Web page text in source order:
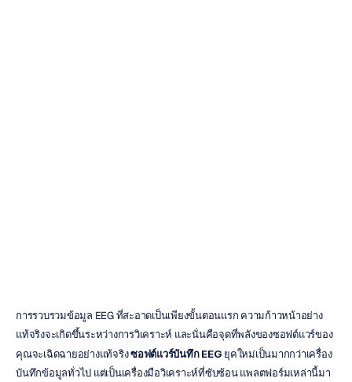
การรวบรวมข้อมูล EEG ที่สะอาดเป็นเพียงขั้นตอนแรก ความก้าวหน้าอย่าง
แท้จริงจะเกิดขึ้นระหว่างการวิเคราะห์ และนั่นคือจุดที่พลังของซอฟต์แวร์ของ
คุณจะเฉิดฉายอย่างแท้จริง ซอฟต์แวร์บันทึก EEG ยุคใหม่เป็นมากกว่าเครื่อง
บันทึกข้อมูลทั่วไป แต่เป็นเครื่องมือวิเคราะห์ที่ซับซ้อน แพลตฟอร์มเหล่านี้มา